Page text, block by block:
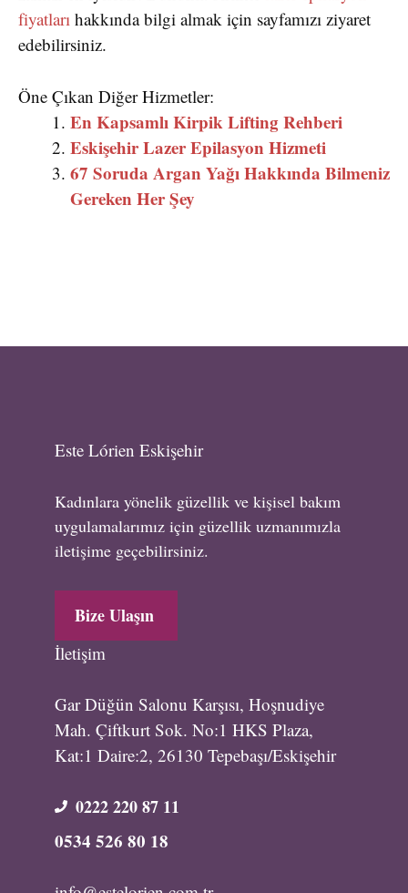
fiyatları hakkında bilgi almak için sayfamızı ziyaret
edebilirsiniz.
Öne Çıkan Diğer Hizmetler:
En Kapsamlı Kirpik Lifting Rehberi
Eskişehir Lazer Epilasyon Hizmeti
67 Soruda Argan Yağı Hakkında Bilmeniz
Gereken Her Şey
Este Lórien Eskişehir
Kadınlara yönelik güzellik ve kişisel bakım
uygulamalarımız için güzellik uzmanımızla
iletişime geçebilirsiniz.
Bize Ulaşın
İletişim
Gar Düğün Salonu Karşısı, Hoşnudiye
Mah. Çiftkurt Sok. No:1 HKS Plaza,
Kat:1 Daire:2, 26130 Tepebaşı/Eskişehir
0222 220 87 11
0534 526 80 18